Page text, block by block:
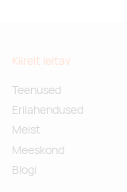
Kiirelt leitav
Teenused
Erilahendused
Meist
Meeskond
Blogi